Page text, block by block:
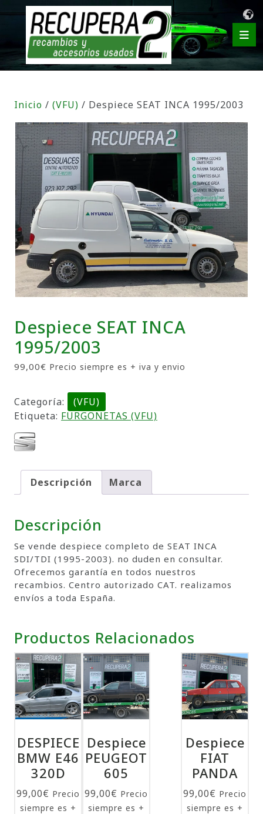
Inicio / (VFU) / Despiece SEAT INCA 1995/2003
Despiece SEAT INCA
1995/2003
99,00€ Precio siempre es + iva y envio
Categoría:
(VFU)
Etiqueta: FURGONETAS (VFU)
Descripción Marca
Descripción
Se vende despiece completo de SEAT INCA
SDI/TDI (1995-2003). no duden en consultar.
Ofrecemos garantía en todos nuestros
recambios. Centro autorizado CAT. realizamos
envíos a toda España.
Productos Relacionados
DESPIECE
BMW E46
320D
99,00€ Precio
siempre es +
Despiece
FIAT
PANDA
99,00€ Precio
siempre es +
Despiece
PEUGEOT
605
99,00€ Precio
siempre es +